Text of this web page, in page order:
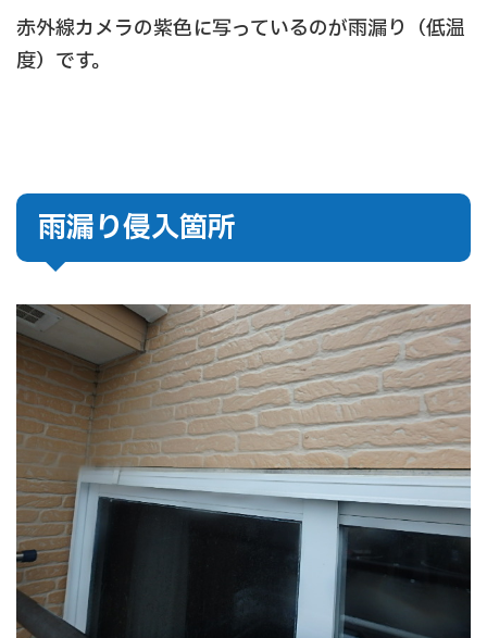
赤外線カメラの紫色に写っているのが雨漏り（低温
度）です。
雨漏り侵入箇所